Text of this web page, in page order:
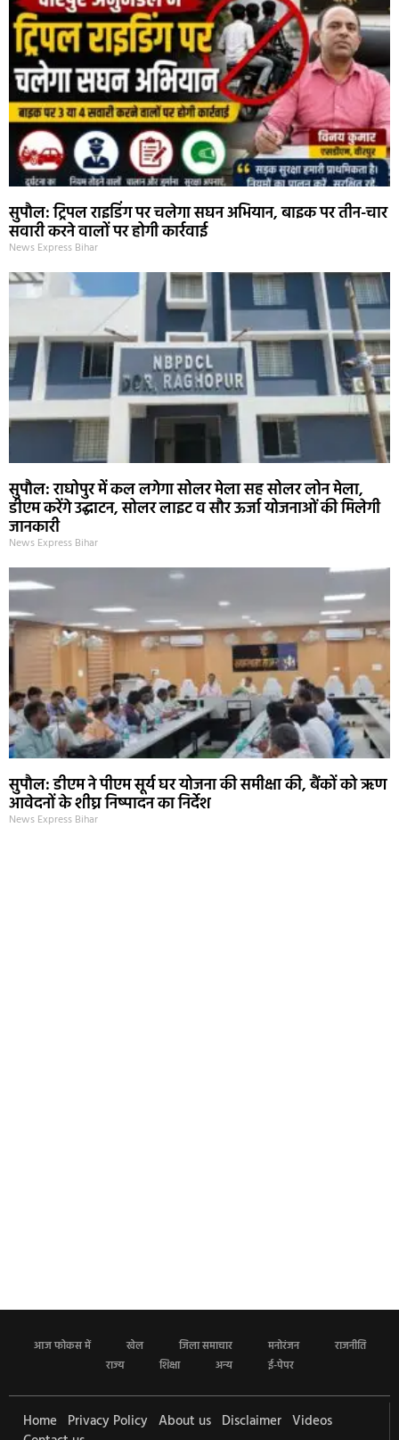
सुपौल: ट्रिपल राइडिंग पर चलेगा सघन अभियान, बाइक पर तीन-चार
सवारी करने वालों पर होगी कार्रवाई
News Express Bihar
सुपौल: राघोपुर में कल लगेगा सोलर मेला सह सोलर लोन मेला,
डीएम करेंगे उद्घाटन, सोलर लाइट व सौर ऊर्जा योजनाओं की मिलेगी
जानकारी
News Express Bihar
सुपौल: डीएम ने पीएम सूर्य घर योजना की समीक्षा की, बैंकों को ऋण
आवेदनों के शीघ्र निष्पादन का निर्देश
News Express Bihar
आज फोकस में खेल जिला समाचार मनोरंजन
राजनीति
राज्य
शिक्षा अन्य ई-पेपर
Home Privacy Policy About us Disclaimer Videos